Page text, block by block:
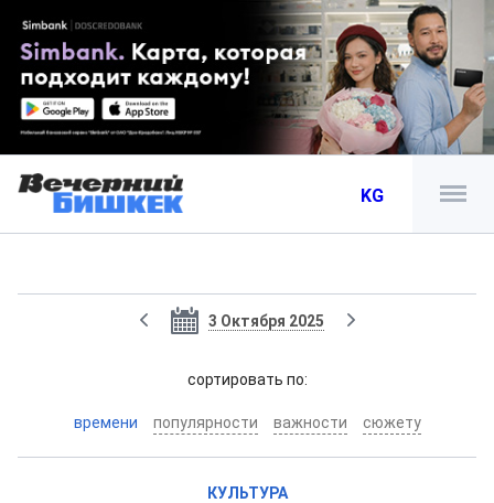
KG
3 Октября 2025
cортировать по:
времени популярности важности сюжету
КУЛЬТУРА